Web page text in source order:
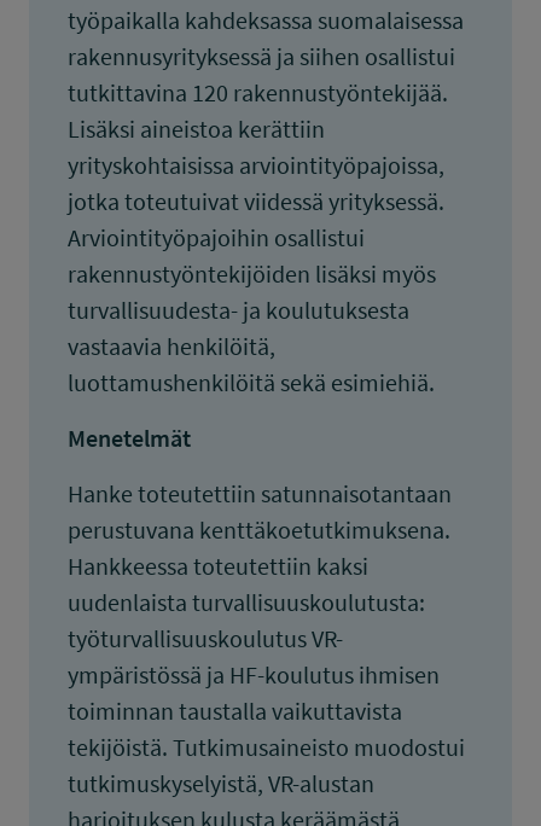
työpaikalla kahdeksassa suomalaisessa
rakennusyrityksessä ja siihen osallistui
tutkittavina 120 rakennustyöntekijää.
Lisäksi aineistoa kerättiin
yrityskohtaisissa arviointityöpajoissa,
jotka toteutuivat viidessä yrityksessä.
Arviointityöpajoihin osallistui
rakennustyöntekijöiden lisäksi myös
turvallisuudesta- ja koulutuksesta
vastaavia henkilöitä,
luottamushenkilöitä sekä esimiehiä.
Menetelmät
Hanke toteutettiin satunnaisotantaan
perustuvana kenttäkoetutkimuksena.
Hankkeessa toteutettiin kaksi
uudenlaista turvallisuuskoulutusta:
työturvallisuuskoulutus VR-
ympäristössä ja HF-koulutus ihmisen
toiminnan taustalla vaikuttavista
tekijöistä. Tutkimusaineisto muodostui
tutkimuskyselyistä, VR-alustan
harjoituksen kulusta keräämästä